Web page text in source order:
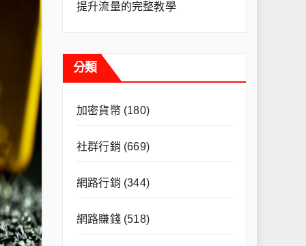
提升流量的完整教學
分類
加密貨幣(180)
社群行銷 (669)
網路行銷 (344)
網路賺錢(518)